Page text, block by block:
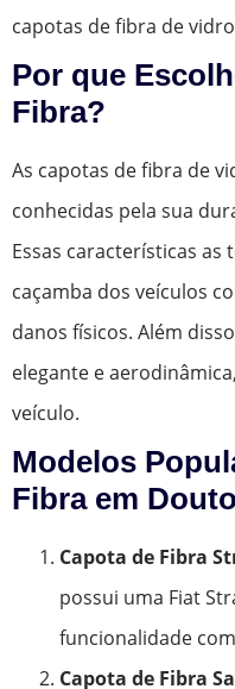
capotas de fibra de
Por que
Fibra?
As capotas de fibra de
conhecidas pela sua
Essas características
caçamba dos veículos
danos físicos. Além
elegante e
veículo.
Modelos
Fibra em
Capota de Fibra
possui uma Fiat
funcionalidade
Capota de Fibra